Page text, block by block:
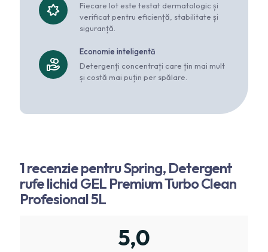
Fiecare lot este testat dermatologic și
verificat pentru eficiență, stabilitate și
siguranță.
Economie inteligentă
Detergenți concentrați care țin mai mult
și costă mai puțin per spălare.
1 recenzie pentruSpring, Detergent
rufe lichid GEL Premium Turbo Clean
Profesional 5L
5,0